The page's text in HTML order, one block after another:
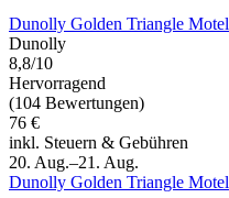
Dunolly Golden Triangle Motel
Dunolly
8,8/10
Hervorragend
(104 Bewertungen)
76 €
inkl. Steuern & Gebühren
20. Aug.–21. Aug.
Dunolly Golden Triangle Motel